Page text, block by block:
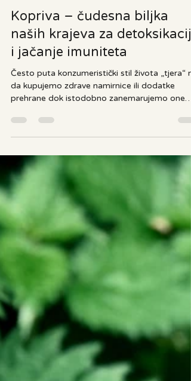
Ananda
13. tra
3 min čitanja
Kopriva – čudesna biljka
naših krajeva za
i jačanje imuniteta
Često puta konzumeristički stil života „tjera“
da kupujemo zdrave namirnice ili dodatke
koje su nam praktički u vrtu, oko nas i
Kopriva je jedna od čudesnih biljki koja sadrži
minerale i vitamine potrebne za naš
Proljeće je pravo vrijeme da iskoristimo sve
dobrobiti ove zdrave biljke. Kopriva (lat. Urtica)
je biljka iz porodice koprivovki. Najpoznatija
vrsta jest Urtica dioica ili obična kopriva. Kod
nas se ja